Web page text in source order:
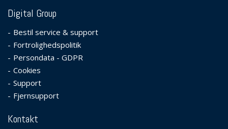
Digital Group
Bestil service & support
Fortrolighedspolitik
Persondata - GDPR
Cookies
Support
Fjernsupport
Kontakt